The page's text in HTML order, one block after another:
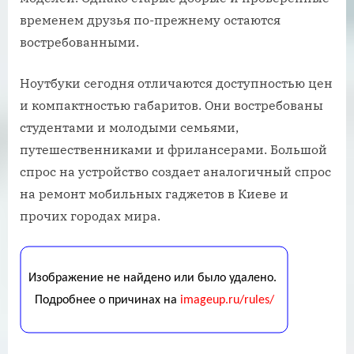
временем друзья по-прежнему остаются
востребованными.
Ноутбуки сегодня отличаются доступностью цен
и компактностью габаритов. Они востребованы
студентами и молодыми семьями,
путешественниками и фрилансерами. Большой
спрос на устройство создает аналогичный спрос
на ремонт мобильных гаджетов в Киеве и
прочих городах мира.